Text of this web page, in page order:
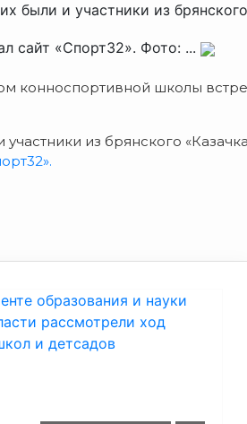
были и участники из
сайт «Спорт32». Фото: ...
конноспортивной школы
из брянского